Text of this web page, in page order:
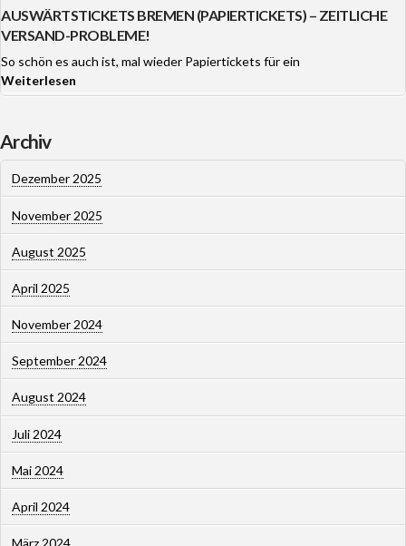
AUSWÄRTSTICKETS BREMEN (PAPIERTICKETS) – ZEITLICHE
VERSAND-PROBLEME!
So schön es auch ist, mal wieder Papiertickets für ein
Weiterlesen
Archiv
Dezember 2025
November 2025
August 2025
April 2025
November 2024
September 2024
August 2024
Juli 2024
Mai 2024
April 2024